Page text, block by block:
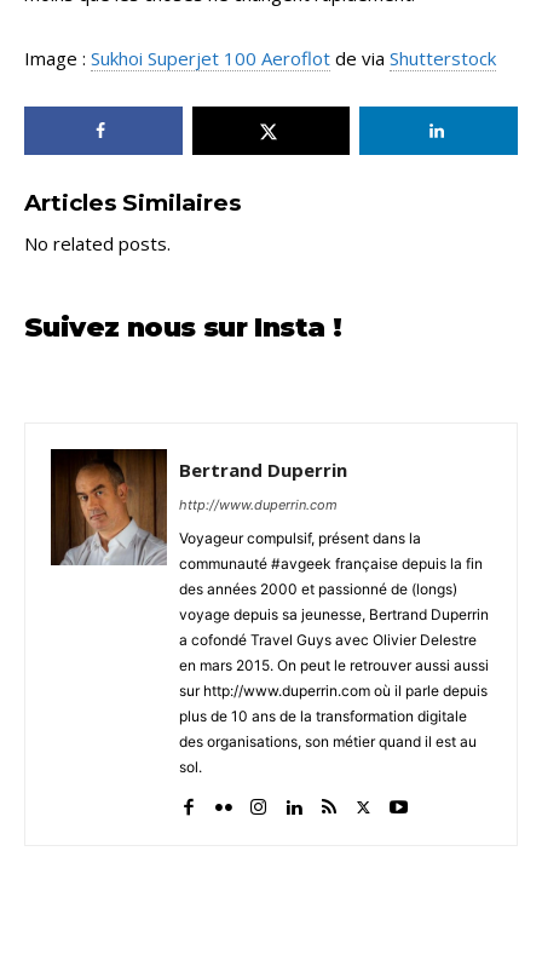
Image : Sukhoi Superjet 100 Aeroflot de via Shutterstock
Articles Similaires
No related posts.
Suivez nous sur Insta !
Bertrand Duperrin
http://www.duperrin.com
Voyageur compulsif, présent dans la
communauté #avgeek française depuis la fin
des années 2000 et passionné de (longs)
voyage depuis sa jeunesse, Bertrand Duperrin
a cofondé Travel Guys avec Olivier Delestre
en mars 2015. On peut le retrouver aussi aussi
sur http://www.duperrin.com où il parle depuis
plus de 10 ans de la transformation digitale
des organisations, son métier quand il est au
sol.